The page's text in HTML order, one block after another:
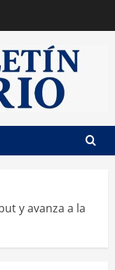
y avanza a la